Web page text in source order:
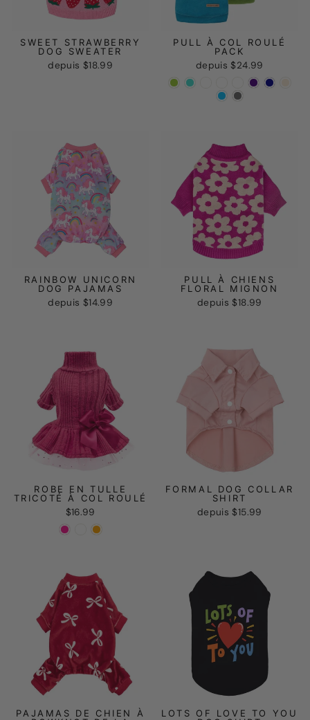
SWEET STRAWBERRY
DOG SWEATER
depuis $18.99
PULL À COL ROULÉ
PACK
depuis$24.99
RAINBOW UNICORN
DOG PAJAMAS
depuis $14.99
PULL À CHIENS
FLORAL MIGNON
depuis$18.99
ROBE EN TULLE
TRICOTÉ À COL ROULÉ
$16.99
FORMAL DOG COLLAR
SHIRT
depuis$15.99
PAJAMAS DE CHIEN À
LOTS OF LOVE TO YOU